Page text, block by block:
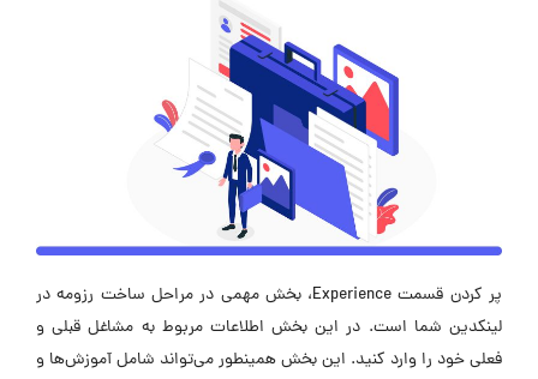
پر کردن قسمت Experience، بخش مهمی در مراحل ساخت رزومه در
لینکدین شما است. در این بخش اطلاعات مربوط به مشاغل قبلی و
فعلی خود را وارد کنید. این بخش همینطور می‌تواند شامل آموزش‌ها و